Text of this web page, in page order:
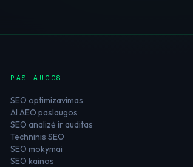
PASLAUGOS
SEO optimizavimas
AI AEO paslaugos
SEO analizė ir auditas
Techninis SEO
SEO mokymai
SEO kainos